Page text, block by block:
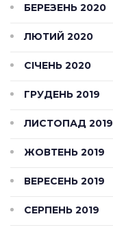
БЕРЕЗЕНЬ 2020
ЛЮТИЙ 2020
СІЧЕНЬ 2020
ГРУДЕНЬ 2019
ЛИСТОПАД 2019
ЖОВТЕНЬ 2019
ВЕРЕСЕНЬ 2019
СЕРПЕНЬ 2019